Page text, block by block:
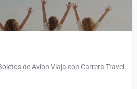
de Avion Viaja con Carrera Travel